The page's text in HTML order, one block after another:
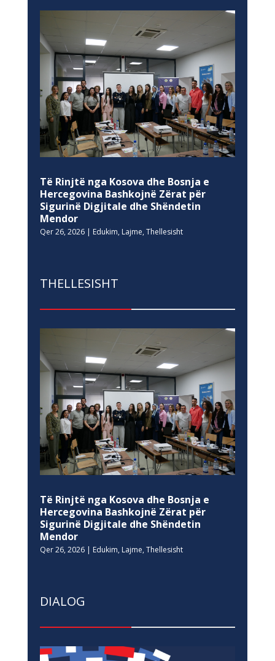
Të Rinjtë nga Kosova dhe Bosnja e
Hercegovina Bashkojnë Zërat për
Sigurinë Digjitale dhe Shëndetin
Mendor
Qer 26, 2026| Edukim, Lajme, Thellesisht
THELLESISHT
Të Rinjtë nga Kosova dhe Bosnja e
Hercegovina Bashkojnë Zërat për
Sigurinë Digjitale dhe Shëndetin
Mendor
Qer 26, 2026| Edukim, Lajme, Thellesisht
DIALOG